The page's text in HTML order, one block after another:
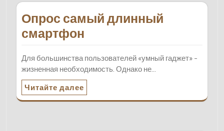
Опрос самый длинный
смартфон
Для большинства пользователей «умный гаджет» -
жизненная необходимость. Однако не…
Читайте далее